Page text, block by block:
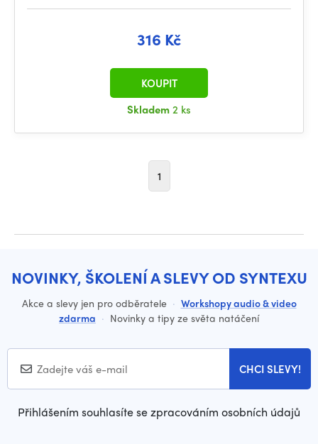
316 Kč
Skladem2 ks
KOUPIT
1
NOVINKY, ŠKOLENÍ A SLEVY OD SYNTEXU
Akce a slevy jen pro odběratele · Workshopy audio & video
zdarma · Novinky a tipy ze světa natáčení
CHCI SLEVY!
Přihlášením souhlasíte se zpracováním osobních údajů